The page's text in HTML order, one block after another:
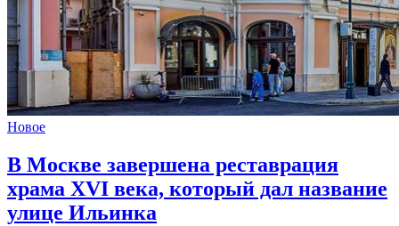
Новое
В Москве завершена реставрация
храма XVI века, который дал название
улице Ильинка